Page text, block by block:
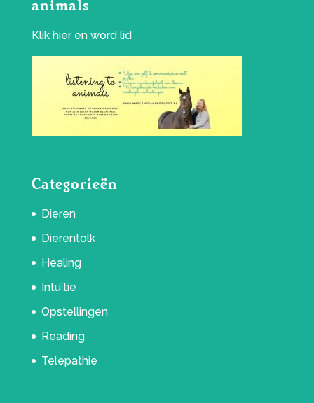
animals
Klik hieren word lid
Categorieën
Dieren
Dierentolk
Healing
Intuïtie
Opstellingen
Reading
Telepathie